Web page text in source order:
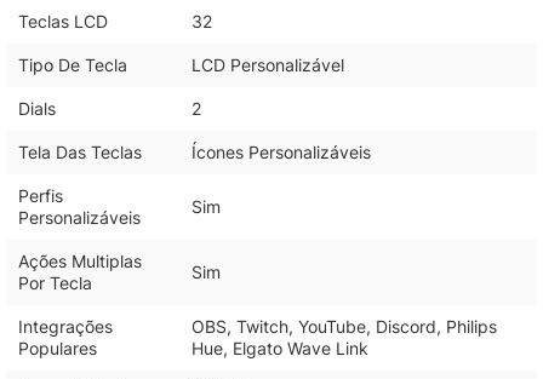
Teclas LCD 32
Tipo De Tecla LCD Personalizável
Dials 2
Tela Das Teclas Ícones Personalizáveis
Perfis
Personalizáveis
Sim
Ações Multiplas
Por Tecla
Sim
Integrações
Populares
OBS, Twitch, YouTube, Discord, Philips
Hue, Elgato Wave Link